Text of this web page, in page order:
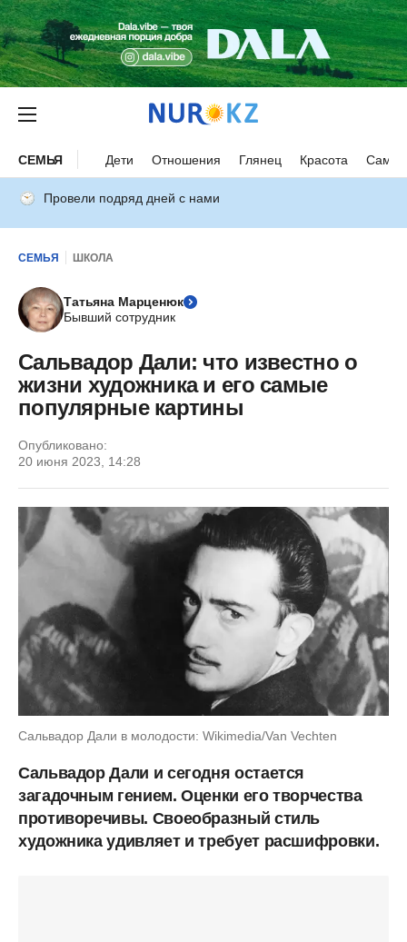
СЕМЬЯ Дети Отношения Глянец Красота
Провели подряд дней с нами
СЕМЬЯ ШКОЛА
Татьяна Марценюк
Бывший сотрудник
Сальвадор Дали: что известно о
жизни художника и его самые
популярные картины
Опубликовано:
20 июня 2023, 14:28
Сальвадор Дали в молодости: Wikimedia/Van Vechten
Сальвадор Дали и сегодня остается
загадочным гением. Оценки его творчества
противоречивы. Своеобразный стиль
художника удивляет и требует расшифровки.